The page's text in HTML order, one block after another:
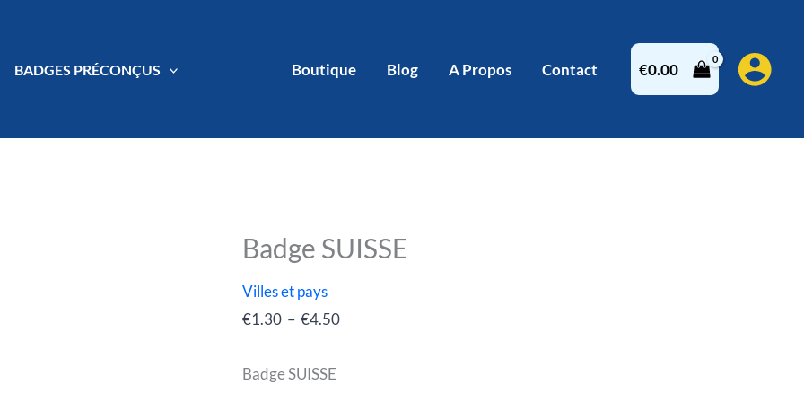
BADGES PRÉCONÇUS Boutique Blog A Propos Contact €0.00
Badge SUISSE
Villes et pays
€1.30 – €4.50
Plage
Badge SUISSE
quantité
Badge
SUISSE